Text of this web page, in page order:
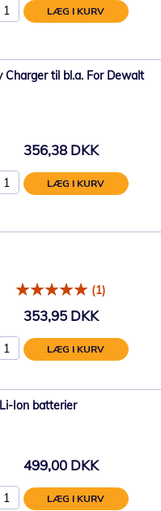
LÆG I KURV
til bl.a. For Dewalt
356,38 DKK
LÆG I KURV
(1)
353,95 DKK
LÆG I KURV
Ion batterier
499,00 DKK
LÆG I KURV